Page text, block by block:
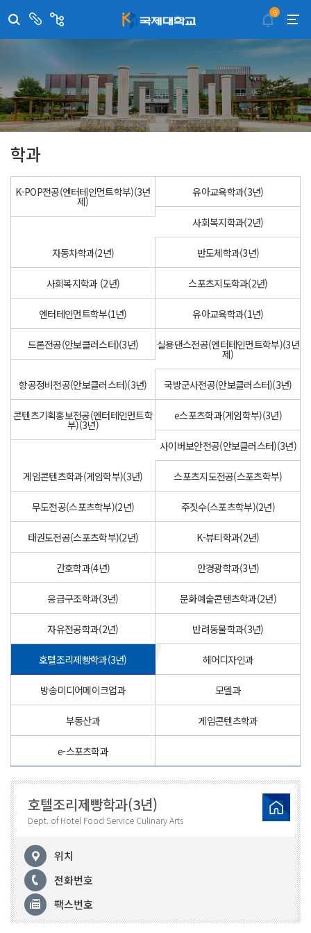
센
국제대학교 입학안내
학술정보원
학생생활관
국제교류센터
산학협력단
평생교육원
교수학습지원센터
무선인터넷이용안내
포탈사이트
증명발급사이트
국제무인항공
6
학과
K-POP전공(엔터테인먼트학부)(3년
제)
유아교육학과(3년)
사회복지학과(2년)
자동차학과(2년) 반도체학과(3년)
사회복지학과 (2년) 스포츠지도학과(2년)
엔터테인먼트학부(1년) 유아교육학과(1년)
드론전공(안보클러스터)(3년) 실용댄스전공(엔터테인먼트학부)(3년
제)
항공정비전공(안보클러스터)(3년) 국방군사전공(안보클러스터)(3년)
콘텐츠기획홍보전공(엔터테인먼트학
부)(3년)
e스포츠학과(게임학부)(3년)
사이버보안전공(안보클러스터)(3년)
게임콘텐츠학과(게임학부)(3년) 스포츠지도전공(스포츠학부)
무도전공(스포츠학부)(2년) 주짓수(스포츠학부)(2년)
태권도전공(스포츠학부)(2년) K-뷰티학과(2년)
간호학과(4년) 안경광학과(3년)
응급구조학과(3년) 문화예술콘텐츠학과(2년)
자유전공학과(2년) 반려동물학과(3년)
호텔조리제빵학과(3년) 헤어디자인과
방송미디어메이크업과 모델과
부동산과 게임콘텐츠학과
e-스포츠학과
호텔조리제빵학과(3년)
Dept. of Hotel Food Service Culinary Arts
위치
전화번호
팩스번호